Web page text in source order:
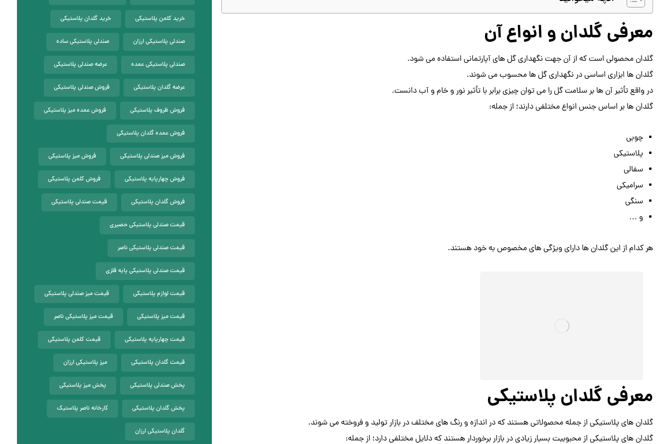
معرفی گلدان و انواع آن
گلدان محصولی است که از آن جهت نگهداری گل های آپارتمانی استفاده می شود.
گلدان ها ابزاری اساسی در نگهداری گل ها محسوب می شوند.
در واقع تأثیر آن ها بر سلامت گل را می توان چیزی برابر با تأثیر نور و خام و آب دانست.
گلدان ها بر اساس جنس انواع مختلفی دارند؛ از جمله:
چوبی
پلاستیکی
سفالی
سرامیکی
سنگی
و …
هر کدام از این گلدان ها دارای ویژگی های مخصوص به خود هستند.
معرفی گلدان پلاستیکی
گلدان های پلاستیکی از جمله محصولاتی هستند که در اندازه و رنگ های مختلف در بازار تولید و فروخته می شوند.
گلدان های پلاستیکی از محبوبیت بسیار زیادی در بازار برخوردار هستند که دلایل مختلفی دارد؛ از جمله:
خرید کلمن پلاستیکی خرید گلدان پلاستیکی
صندلی پلاستیکی ارزان صندلی پلاستیکی ساده
صندلی پلاستیکی عمده عرضه صندلی پلاستیکی
عرضه گلدان پلاستیکی فروش صندلی پلاستیکی
فروش ظروف پلاستیکی فروش عمده میز پلاستیکی
فروش عمده گلدان پلاستیکی
فروش میز صندلی پلاستیکی فروش میز پلاستیکی
فروش چهارپایه پلاستیکی فروش کلمن پلاستیکی
فروش گلدان پلاستیکی قیمت صندلی پلاستیکی
قیمت صندلی پلاستیکی حصیری
قیمت صندلی پلاستیکی ناصر
قیمت صندلی پلاستیکی پایه فلزی
قیمت لوازم پلاستیکی قیمت میز صندلی پلاستیکی
قیمت میز پلاستیکی قیمت میز پلاستیکی ناصر
قیمت چهارپایه پلاستیکی قیمت کلمن پلاستیکی
قیمت گلدان پلاستیکی میز پلاستیکی ارزان
پخش صندلی پلاستیکی پخش میز پلاستیکی
پخش گلدان پلاستیکی کارخانه ناصر پلاستیک
گلدان پلاستیکی ارزان